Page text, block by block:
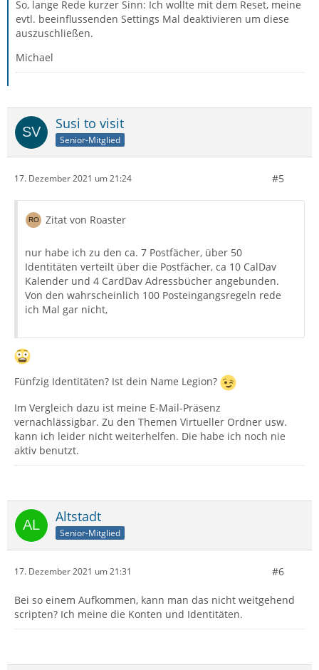
So, lange Rede kurzer Sinn: Ich wollte mit dem Reset, meine
evtl. beeinflussenden Settings Mal deaktivieren um diese
auszuschließen.
Michael
Susi to visit
Senior-Mitglied
17. Dezember 2021 um 21:24 #5
Zitat von Roaster
nur habe ich zu den ca. 7 Postfächer, über 50
Identitäten verteilt über die Postfächer, ca 10 CalDav
Kalender und 4 CardDav Adressbücher angebunden.
Von den wahrscheinlich 100 Posteingangsregeln rede
ich Mal gar nicht,
Fünfzig Identitäten? Ist dein Name Legion?
Im Vergleich dazu ist meine E-Mail-Präsenz
vernachlässigbar. Zu den Themen Virtueller Ordner usw.
kann ich leider nicht weiterhelfen. Die habe ich noch nie
aktiv benutzt.
Altstadt
Senior-Mitglied
17. Dezember 2021 um 21:31 #6
Bei so einem Aufkommen, kann man das nicht weitgehend
scripten? Ich meine die Konten und Identitäten.